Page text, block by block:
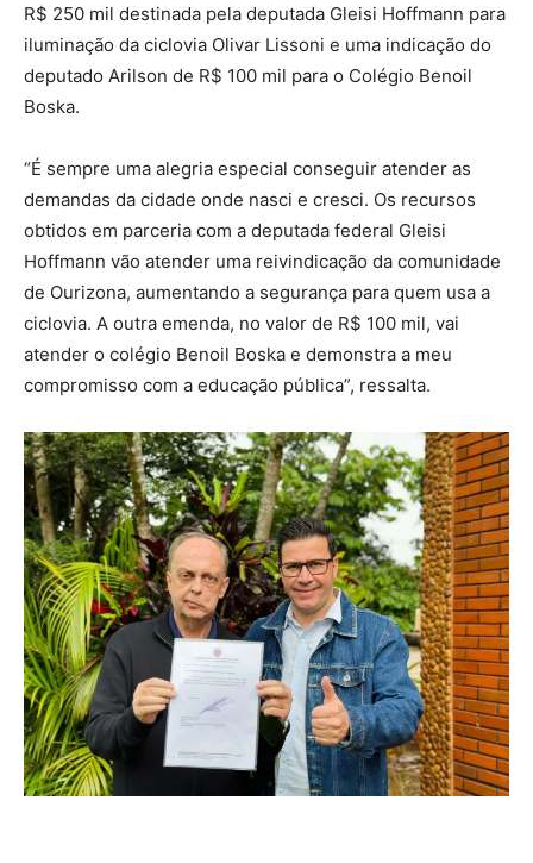
R$ 250 mil destinada pela deputada Gleisi Hoffmann para
iluminação da ciclovia Olivar Lissoni e uma indicação do
deputado Arilson de R$ 100 mil para o Colégio Benoil
Boska.
“É sempre uma alegria especial conseguir atender as
demandas da cidade onde nasci e cresci. Os recursos
obtidos em parceria com a deputada federal Gleisi
Hoffmann vão atender uma reivindicação da comunidade
de Ourizona, aumentando a segurança para quem usa a
ciclovia. A outra emenda, no valor de R$ 100 mil, vai
atender o colégio Benoil Boska e demonstra a meu
compromisso com a educação pública”, ressalta.